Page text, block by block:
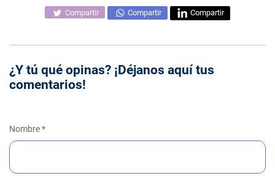
Compartir Compartir Compartir
¿Y tú qué opinas? ¡Déjanos aquí tus
comentarios!
Nombre*